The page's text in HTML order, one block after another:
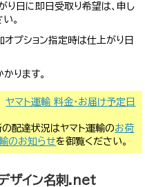
り日に即日受取り希望は、申し
。
プション指定時は仕上がり日
ります。
ヤマト運輸 料金・お届け予定日
配達状況はヤマト運輸のお荷
のお知らせを御覧ください。
ザイン名刺.net